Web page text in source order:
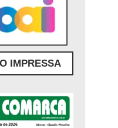
IMPRESSA